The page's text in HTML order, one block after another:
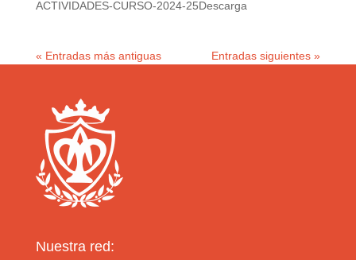
ACTIVIDADES-CURSO-2024-25Descarga
« Entradas más antiguas Entradas siguientes »
Nuestra red: